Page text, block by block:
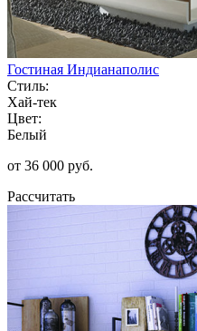
Гостиная Индианаполис
Стиль:
Хай-тек
Цвет:
Белый
от 36 000 руб.
Рассчитать